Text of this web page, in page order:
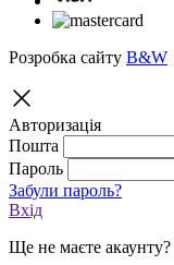
Розробка сайту B&W
Авторизація
Пошта
Пароль
Забули пароль?
Вхід
Ще не маєте акаунту?